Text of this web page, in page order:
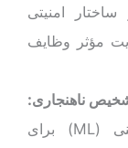
امنیتی
مؤثر وظایف
ناهنجاری:
از اتوماسیون و یادگیری ماشینی (ML) برای